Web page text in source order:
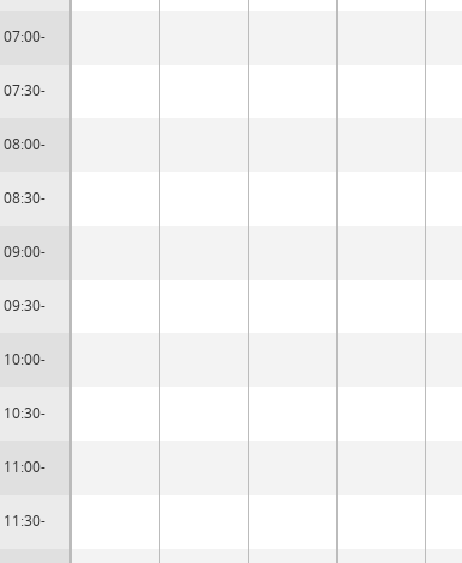
07:00-
07:30-
08:00-
08:30-
09:00-
09:30-
10:00-
10:30-
11:00-
11:30-